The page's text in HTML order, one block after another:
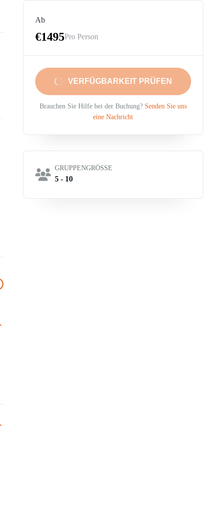
Ab
€1495Pro Person
VERFÜGBARKEIT PRÜFEN
Brauchen Sie Hilfe bei der Buchung? Senden Sie uns
eine Nachricht
GRUPPENGRÖSSE
5 - 10